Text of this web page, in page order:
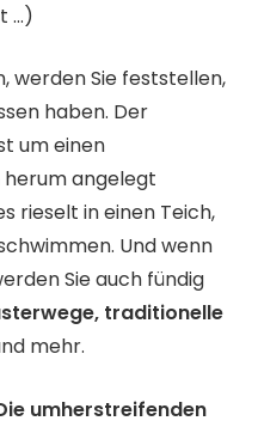
…)
werden Sie feststellen,
haben. Der
um einen
angelegt
rieselt in einen Teich,
Und wenn
Sie auch fündig
traditionelle
mehr.
umherstreifenden